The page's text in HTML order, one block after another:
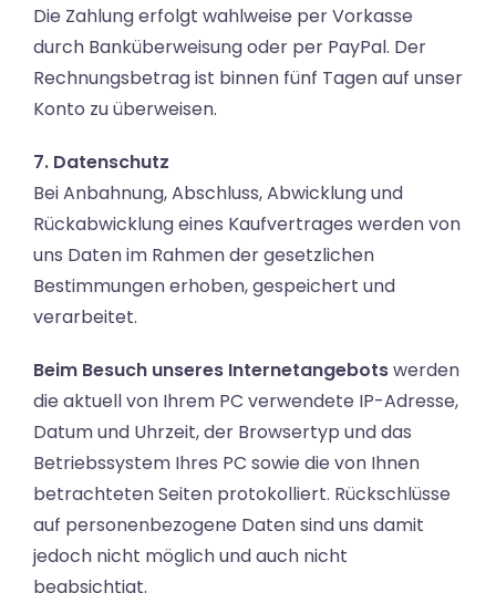
Die Zahlung erfolgt wahlweise per Vorkasse
durch Banküberweisung oder per PayPal. Der
Rechnungsbetrag ist binnen fünf Tagen auf unser
Konto zu überweisen.
7. Datenschutz
Bei Anbahnung, Abschluss, Abwicklung und
Rückabwicklung eines Kaufvertrages werden von
uns Daten im Rahmen der gesetzlichen
Bestimmungen erhoben, gespeichert und
verarbeitet.
Beim Besuch unseres Internetangebotswerden
die aktuell von Ihrem PC verwendete IP-Adresse,
Datum und Uhrzeit, der Browsertyp und das
Betriebssystem Ihres PC sowie die von Ihnen
betrachteten Seiten protokolliert. Rückschlüsse
auf personenbezogene Daten sind uns damit
jedoch nicht möglich und auch nicht
beabsichtigt.